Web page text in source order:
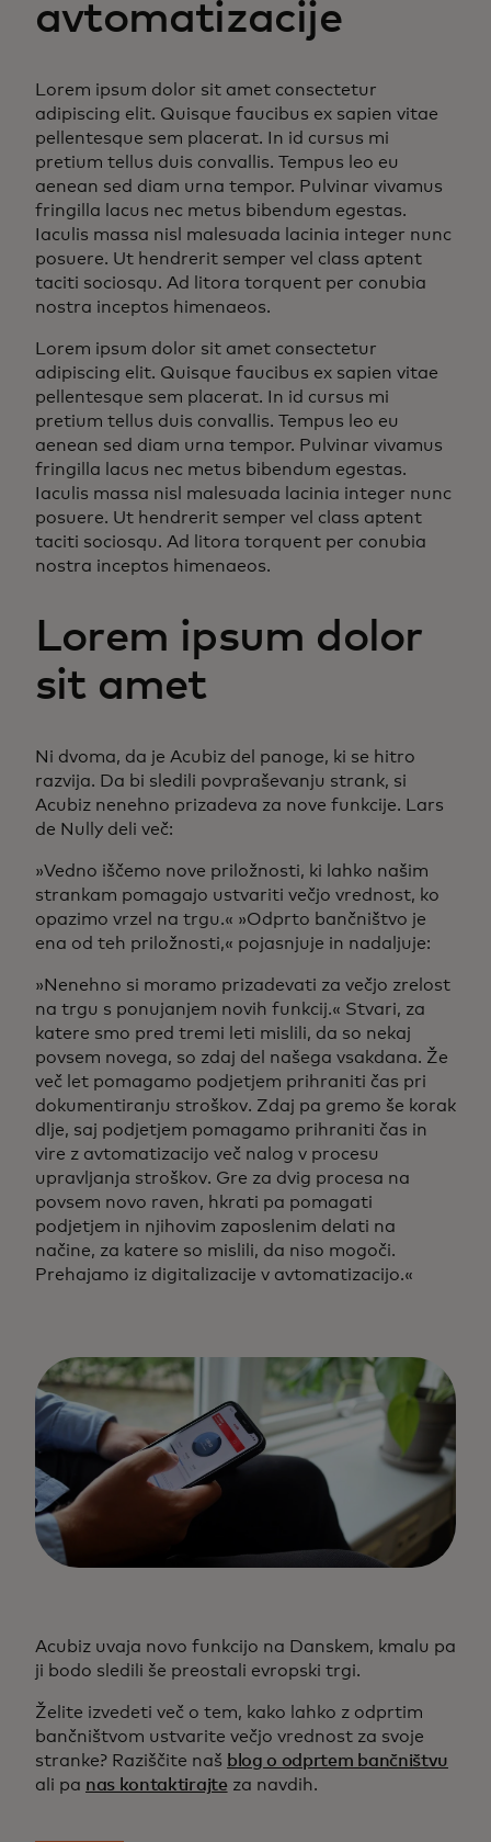
avtomatizacije
Lorem ipsum dolor sit amet consectetur
adipiscing elit. Quisque faucibus ex sapien vitae
pellentesque sem placerat. In id cursus mi
pretium tellus duis convallis. Tempus leo eu
aenean sed diam urna tempor. Pulvinar vivamus
fringilla lacus nec metus bibendum egestas.
Iaculis massa nisl malesuada lacinia integer nunc
posuere. Ut hendrerit semper vel class aptent
taciti sociosqu. Ad litora torquent per conubia
nostra inceptos himenaeos.
Lorem ipsum dolor sit amet consectetur
adipiscing elit. Quisque faucibus ex sapien vitae
pellentesque sem placerat. In id cursus mi
pretium tellus duis convallis. Tempus leo eu
aenean sed diam urna tempor. Pulvinar vivamus
fringilla lacus nec metus bibendum egestas.
Iaculis massa nisl malesuada lacinia integer nunc
posuere. Ut hendrerit semper vel class aptent
taciti sociosqu. Ad litora torquent per conubia
nostra inceptos himenaeos.
Lorem ipsum dolor
sit amet
Ni dvoma, da je Acubiz del panoge, ki se hitro
razvija. Da bi sledili povpraševanju strank, si
Acubiz nenehno prizadeva za nove funkcije. Lars
de Nully deli več:
»Vedno iščemo nove priložnosti, ki lahko našim
strankam pomagajo ustvariti večjo vrednost, ko
opazimo vrzel na trgu.« »Odprto bančništvo je
ena od teh priložnosti,« pojasnjuje in nadaljuje:
»Nenehno si moramo prizadevati za večjo zrelost
na trgu s ponujanjem novih funkcij.« Stvari, za
katere smo pred tremi leti mislili, da so nekaj
povsem novega, so zdaj del našega vsakdana. Že
več let pomagamo podjetjem prihraniti čas pri
dokumentiranju stroškov. Zdaj pa gremo še korak
dlje, saj podjetjem pomagamo prihraniti čas in
vire z avtomatizacijo več nalog v procesu
upravljanja stroškov. Gre za dvig procesa na
povsem novo raven, hkrati pa pomagati
podjetjem in njihovim zaposlenim delati na
načine, za katere so mislili, da niso mogoči.
Prehajamo iz digitalizacije v avtomatizacijo.«
Acubiz uvaja novo funkcijo na Danskem, kmalu pa
ji bodo sledili še preostali evropski trgi.
Želite izvedeti več o tem, kako lahko z odprtim
bančništvom ustvarite večjo vrednost za svoje
stranke? Raziščite naš blog o odprtem bančništvu
ali pa nas kontaktirajte za navdih.